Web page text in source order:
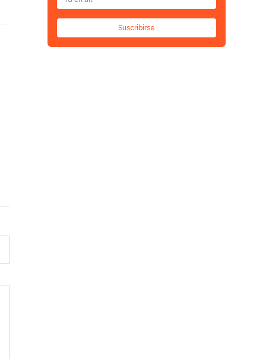
Suscribirse